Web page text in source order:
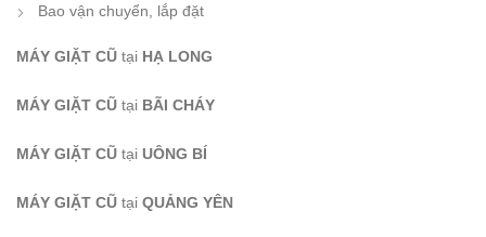
Bao vận chuyển, lắp đặt
MÁY GIẶT CŨ tại HẠ LONG
MÁY GIẶT CŨ tại BÃI CHÁY
MÁY GIẶT CŨ tại UÔNG BÍ
MÁY GIẶT CŨ tại QUẢNG YÊN